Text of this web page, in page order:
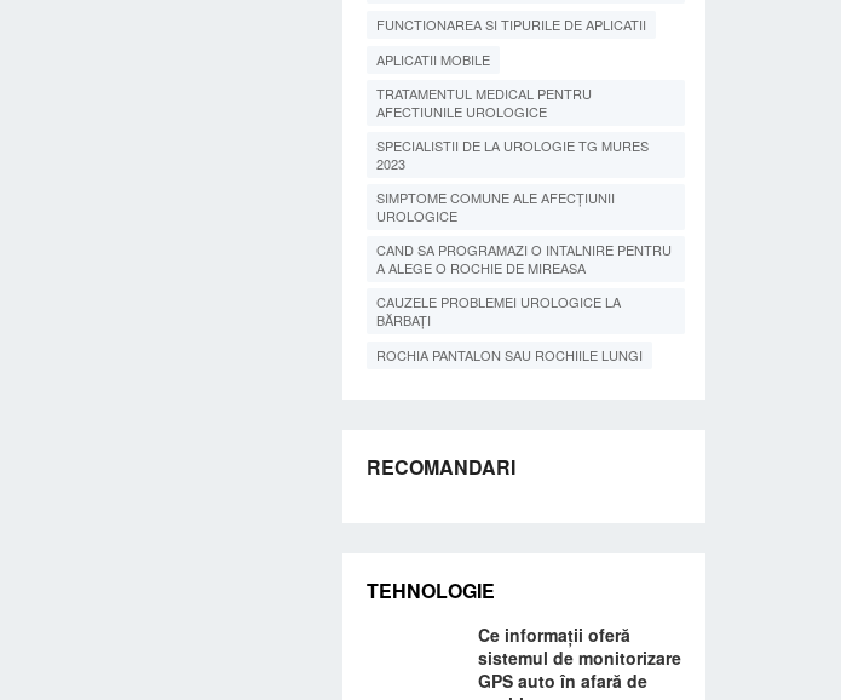
FUNCTIONAREA SI TIPURILE DE APLICATII
APLICATII MOBILE
TRATAMENTUL MEDICAL PENTRU
AFECTIUNILE UROLOGICE
SPECIALISTII DE LA UROLOGIE TG MURES
2023
SIMPTOME COMUNE ALE AFECȚIUNII
UROLOGICE
CAND SA PROGRAMAZI O INTALNIRE PENTRU
A ALEGE O ROCHIE DE MIREASA
CAUZELE PROBLEMEI UROLOGICE LA
BĂRBAȚI
ROCHIA PANTALON SAU ROCHIILE LUNGI
RECOMANDARI
TEHNOLOGIE
Ce informații oferă
sistemul de monitorizare
GPS auto în afară de